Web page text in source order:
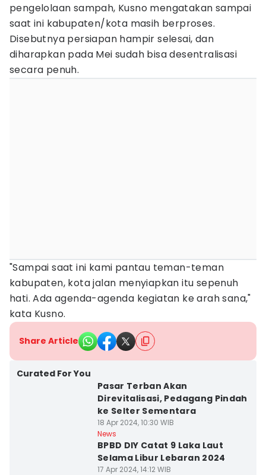
pengelolaan sampah, Kusno mengatakan sampai
saat ini kabupaten/kota masih berproses.
Disebutnya persiapan hampir selesai, dan
diharapkan pada Mei sudah bisa desentralisasi
secara penuh.
"Sampai saat ini kami pantau teman-teman
kabupaten, kota jalan menyiapkan itu sepenuh
hati. Ada agenda-agenda kegiatan ke arah sana,"
kata Kusno.
Share Article
Curated For You
Pasar Terban Akan
Direvitalisasi, Pedagang Pindah
ke Selter Sementara
18 Apr 2024, 10:30 WIB
News
BPBD DIY Catat 9 Laka Laut
Selama Libur Lebaran 2024
17 Apr 2024, 14:12 WIB